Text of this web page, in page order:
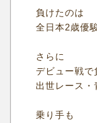
負けたのは
全日本2歳優
さらに
デビュー戦で
出世レース・
乗り手も